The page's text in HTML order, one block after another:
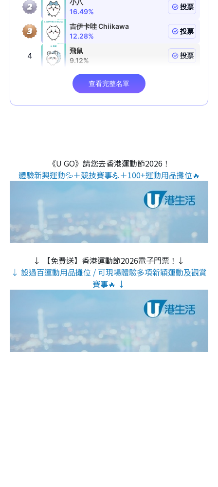
《U GO》請您去香港運動節2026！
體驗新興運動💦＋競技賽事💪＋100+運動用品攤位🔥
↓ 【免費送】香港運動節2026電子門票！↓
↓ 設過百運動用品攤位 / 可現場體驗多項新穎運動及觀賞
賽事🔥 ↓